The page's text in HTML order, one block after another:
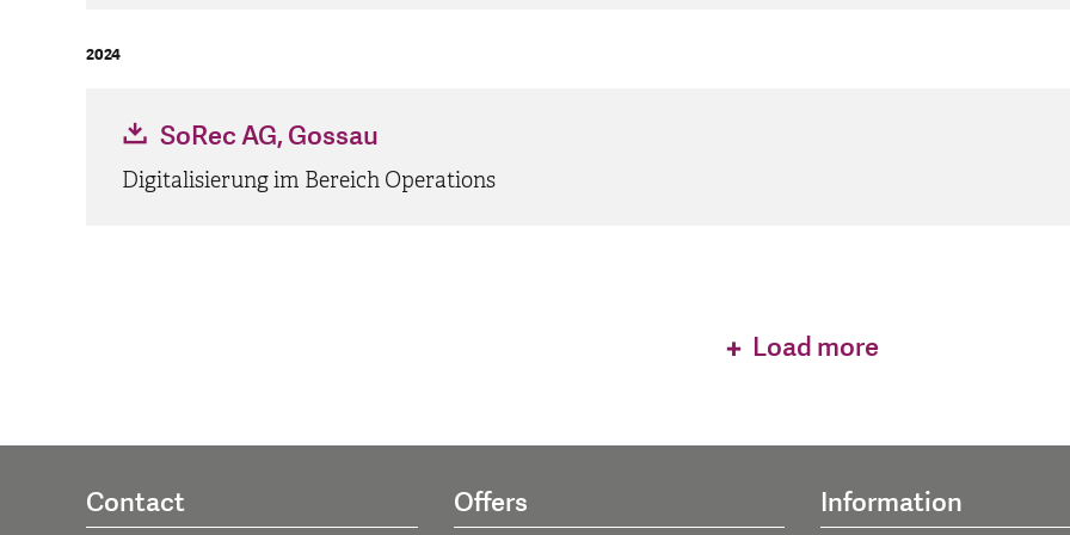
2024
SoRec AG, Gossau
Digitalisierung im Bereich Operations
Load more
Contact Offers Information